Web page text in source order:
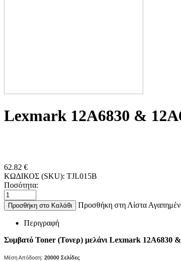
Lexmark 12A6830 &
62.82 €
ΚΩΔΙΚΟΣ (SKU): TJL015B
Ποσότητα:
Προσθήκη στο Καλάθι Προσθήκη στη Λίστα
Περιγραφή
Συμβατό Toner (Τονερ) μελάνι Lexmark 12A6830
Μέση Απόδοση: 20000 Σελίδες